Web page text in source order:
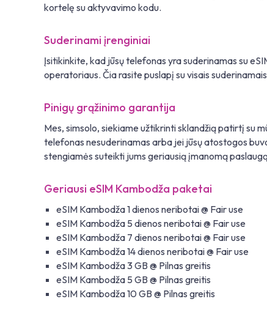
kortelę su aktyvavimo kodu.
Suderinami įrenginiai
Įsitikinkite, kad jūsų telefonas yra suderinamas su
operatoriaus. Čia rasite puslapį su visais
Pinigų grąžinimo garantija
Mes, simsolo, siekiame užtikrinti sklandžią patirtį su
telefonas nesuderinamas arba jei jūsų atostogos
stengiamės suteikti jums geriausią įmanomą
Geriausi eSIM Kambodža paketai
eSIM Kambodža 1 dienos neribotai @ Fair use
eSIM Kambodža 5 dienos neribotai @ Fair use
eSIM Kambodža 7 dienos neribotai @ Fair use
eSIM Kambodža 14 dienos neribotai @ Fair use
eSIM Kambodža 3 GB @ Pilnas greitis
eSIM Kambodža 5 GB @ Pilnas greitis
eSIM Kambodža 10 GB @ Pilnas greitis